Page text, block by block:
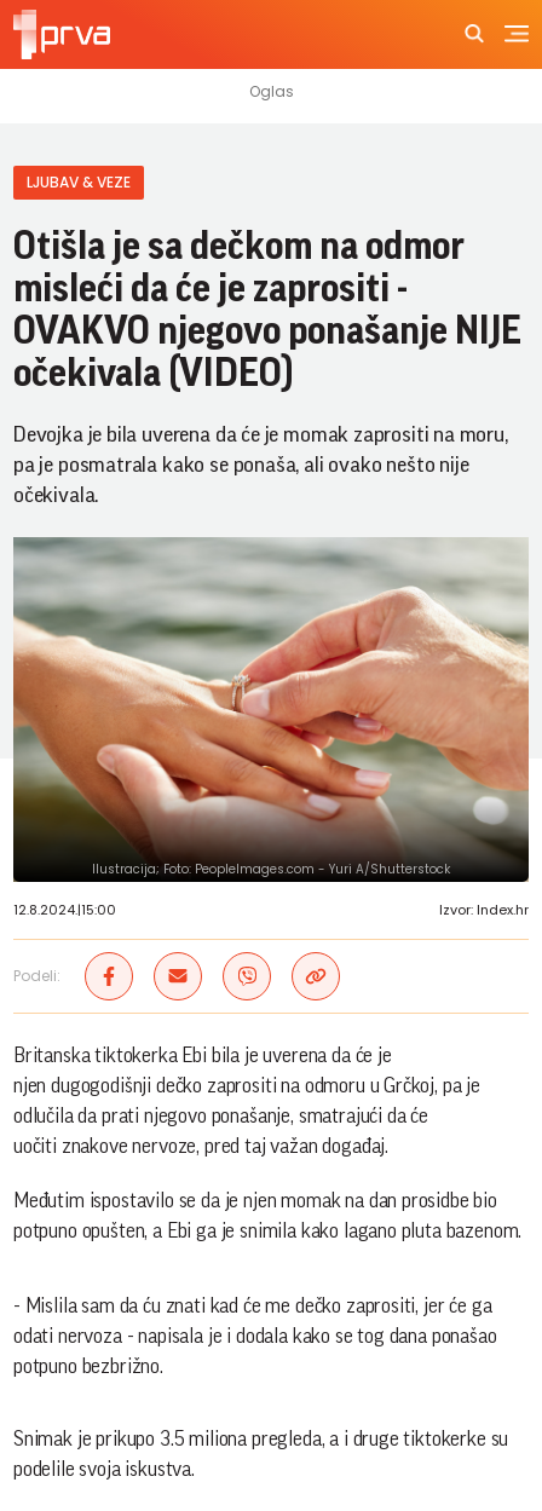
LJUBAV & VEZE
Otišla je sa dečkom na odmor
misleći da će je zaprositi -
OVAKVO njegovo ponašanje NIJE
očekivala (VIDEO)
Devojka je bila uverena da će je momak zaprositi na moru,
pa je posmatrala kako se ponaša, ali ovako nešto nije
očekivala.
Ilustracija; Foto: PeopleImages.com - Yuri A/Shutterstock
12.8.2024.|15:00 Izvor: Index.hr
Podeli:
Britanska tiktokerka Ebi bila je uverena da će je
njen dugogodišnji dečko zaprositi na odmoru u Grčkoj, pa je
odlučila da prati njegovo ponašanje, smatrajući da će
uočiti znakove nervoze, pred taj važan događaj.
Međutim ispostavilo se da je njen momak na dan prosidbe bio
potpuno opušten, a Ebi ga je snimila kako lagano pluta bazenom.
- Mislila sam da ću znati kad će me dečko zaprositi, jer će ga
odati nervoza - napisala je i dodala kako se tog dana ponašao
potpuno bezbrižno.
Snimak je prikupo 3.5 miliona pregleda, a i druge tiktokerke su
podelile svoja iskustva.